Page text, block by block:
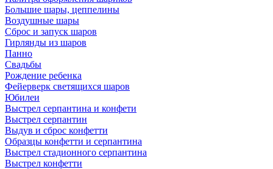
Большие шары, цеппелины
Воздушные шары
Сброс и запуск шаров
Гирлянды из шаров
Панно
Свадьбы
Рождение ребенка
Фейерверк светящихся шаров
Юбилеи
Выстрел серпантина и конфети
Выстрел серпантин
Выдув и сброс конфетти
Образцы конфетти и серпантина
Выстрел стадионного серпантина
Выстрел конфетти